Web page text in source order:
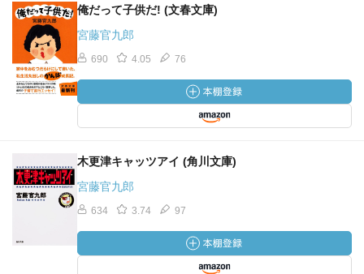
俺だって子供だ! (文春文庫)
宮藤官九郎
690 4.05 76
木更津キャッツアイ (角川文庫)
宮藤官九郎
634 3.74 97